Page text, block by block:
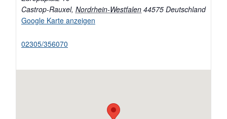
Castrop-Rauxel, Nordrhein-Westfalen 44575 Deutschland
Google Karte anzeigen
02305/356070